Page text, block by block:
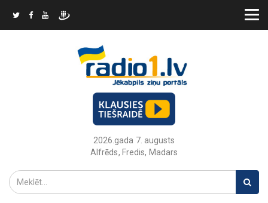
2026.gada 7. augusts
Alfrēds, Fredis, Madars